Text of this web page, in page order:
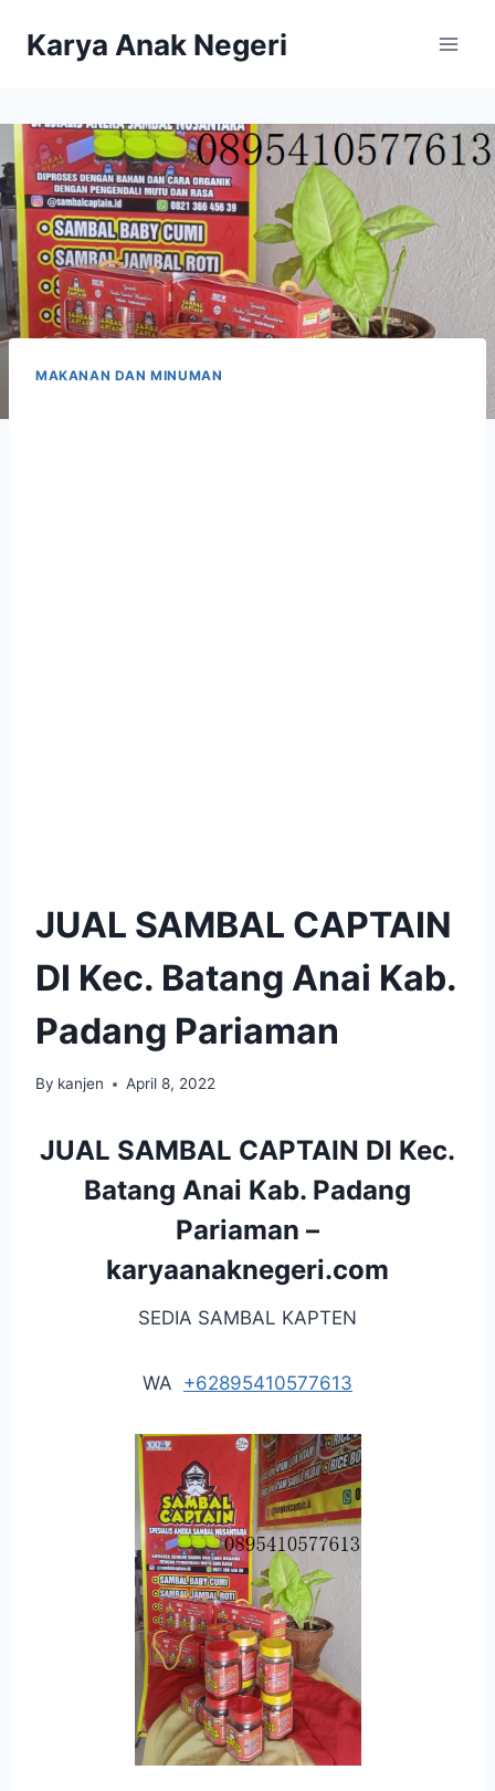
Karya Anak Negeri
MAKANAN DAN MINUMAN
JUAL SAMBAL CAPTAIN
DI Kec. Batang Anai Kab.
Padang Pariaman
By kanjen April 8, 2022
JUAL SAMBAL CAPTAIN DI Kec.
Batang Anai Kab. Padang
Pariaman –
karyaanaknegeri.com
SEDIA SAMBAL KAPTEN
WA +62895410577613